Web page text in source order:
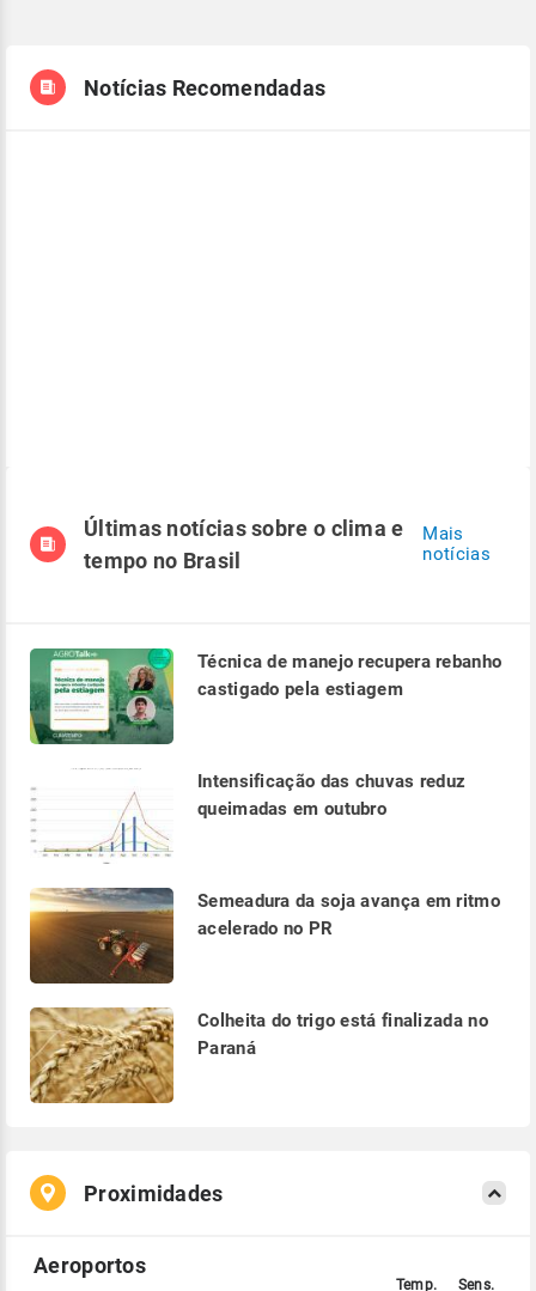
Notícias Recomendadas
Últimas notícias sobre o clima e
tempo no Brasil
Mais
notícias
Técnica de manejo recupera rebanho
castigado pela estiagem
Intensificação das chuvas reduz
queimadas em outubro
Semeadura da soja avança em ritmo
acelerado no PR
Colheita do trigo está finalizada no
Paraná
Proximidades